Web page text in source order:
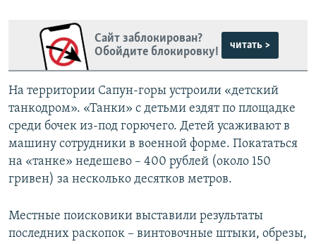
Сайт заблокирован?
Обойдите блокировку!
читать >
На территории Сапун-горы устроили «детский
танкодром». «Танки» с детьми ездят по площадке
среди бочек из-под горючего. Детей усаживают в
машину сотрудники в военной форме. Покататься
на «танке» недешево – 400 рублей (около 150
гривен) за несколько десятков метров.
Местные поисковики выставили результаты
последних раскопок – винтовочные штыки, обрезы,